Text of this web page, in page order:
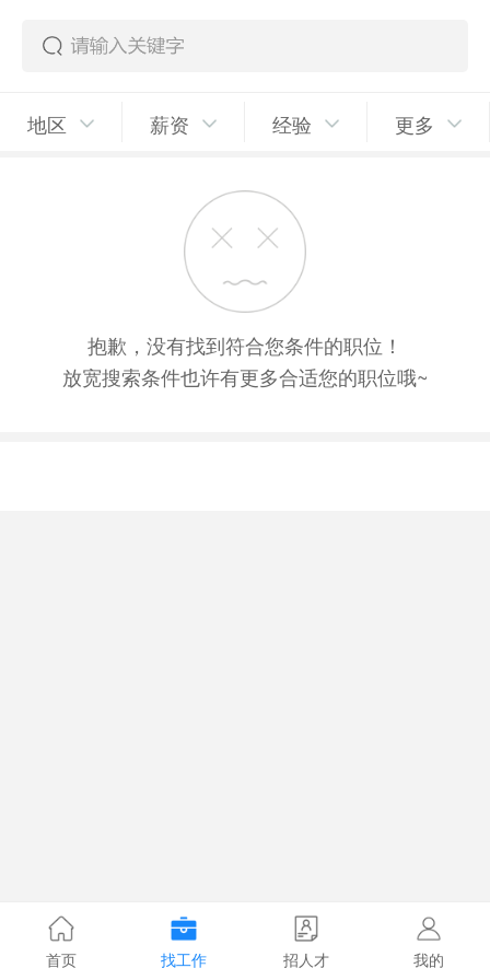
地区 薪资 经验 更多
抱歉，没有找到符合您条件的职位！
放宽搜索条件也许有更多合适您的职位哦~
首页 找工作 招人才 我的